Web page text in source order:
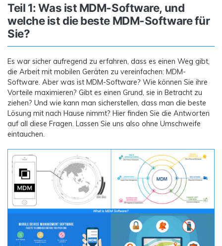
Teil 1: Was ist MDM-Software, und
welche ist die beste MDM-Software für
Sie?
Es war sicher aufregend zu erfahren, dass es einen Weg gibt,
die Arbeit mit mobilen Geräten zu vereinfachen: MDM-
Software. Aber was ist MDM-Software? Wie können Sie ihre
Vorteile maximieren? Gibt es einen Grund, sie in Betracht zu
ziehen? Und wie kann man sicherstellen, dass man die beste
Lösung mit nach Hause nimmt? Hier finden Sie die Antworten
auf all diese Fragen. Lassen Sie uns also ohne Umschweife
eintauchen.